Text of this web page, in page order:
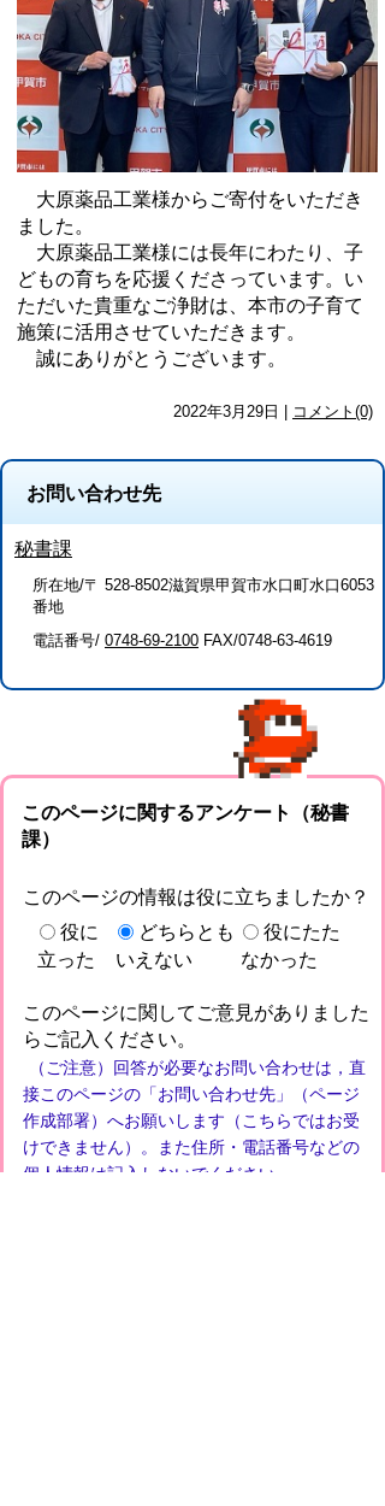
大原薬品工業様からご寄付をいただき
ました。
大原薬品工業様には長年にわたり、子
どもの育ちを応援くださっています。い
ただいた貴重なご浄財は、本市の子育て
施策に活用させていただきます。
誠にありがとうございます。
2022年3月29日 | コメント(0)
お問い合わせ先
秘書課
所在地/〒 528-8502滋賀県甲賀市水口町水口6053
番地
電話番号/ 0748-69-2100 FAX/0748-63-4619
このページに関するアンケート（秘書
課）
このページの情報は役に立ちましたか？
役に
立った
どちらとも
いえない
役にたた
なかった
このページに関してご意見がありました
らご記入ください。
（ご注意）回答が必要なお問い合わせは，直
接このページの「お問い合わせ先」（ページ
作成部署）へお願いします（こちらではお受
けできません）。また住所・電話番号などの
個人情報は記入しないでください